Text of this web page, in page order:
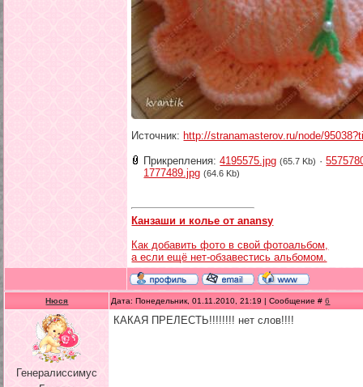
Источник: http://stranamasterov.ru/node/
Прикрепления:4195575.jpg (65.7 Kb) ·
1777489.jpg (64.6 Kb)
Канзаши и колье от anansy
Как добавить фото в свой фотоальбом,
а если ещё нет-обзавестись альбомом.
Нюся Дата: Понедельник, 01.11.2010, 21:19 | Сообщение #6
Генералиссимус
КАКАЯ ПРЕЛЕСТЬ!!!!!!!! нет слов!!!!